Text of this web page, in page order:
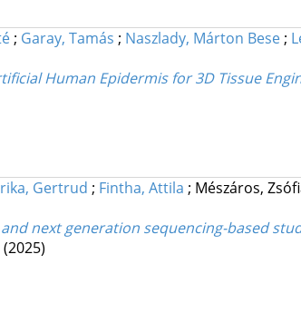
; Garay, Tamás ; Naszlady, Márton Bese;
Human Epidermis for 3D Tissue
Gertrud ; Fintha, Attila ; Mészáros,
next generation sequencing-based
(2025)